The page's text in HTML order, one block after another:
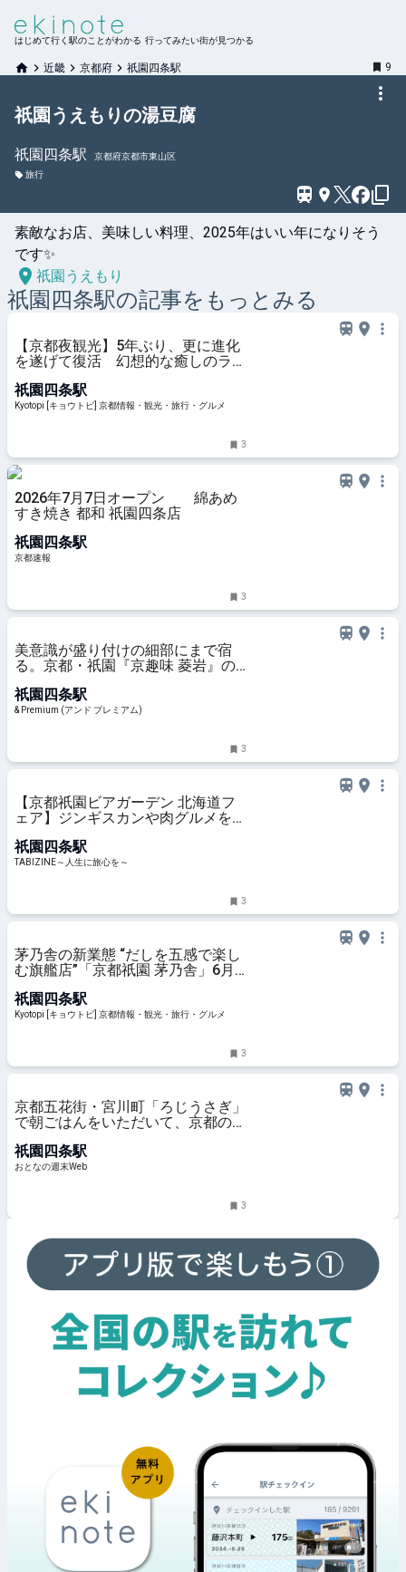
はじめて行く駅のことがわかる 行ってみたい街が見つかる
近畿 京都府 祇園四条駅 9
祇園うえもりの湯豆腐
祇園四条駅
京都府京都市東山区
旅行
素敵なお店、美味しい料理、2025年はいい年になりそう
です✨
祇園うえもり
祇園四条駅の記事をもっとみる
【京都夜観光】5年ぶり、更に進化
を遂げて復活 幻想的な癒しのライ
祇園四条駅
Kyotopi [キョウトピ] 京都情報・観光・旅行・グルメ
3
2026年7月7日オープン 綿あめ
すき焼き 都和 祇園四条店
祇園四条駅
京都速報
3
美意識が盛り付けの細部にまで宿
る。京都・祇園『京趣味 菱岩』の
vol.16】
祇園四条駅
& Premium (アンド プレミアム)
3
【京都祇園ビアガーデン 北海道フ
ェア】ジンギスカンや肉グルメを楽
ペーンもあり | TABIZINE～人生に旅
心を～
祇園四条駅
TABIZINE～人生に旅心を～
3
茅乃舎の新業態 “だしを五感で楽し
む旗艦店”「京都祇園 茅乃舎」6月
祇園四条駅
Kyotopi [キョウトピ] 京都情報・観光・旅行・グルメ
3
京都五花街・宮川町「ろじうさぎ」
で朝ごはんをいただいて、京都の素
祇園四条駅
おとなの週末Web
3